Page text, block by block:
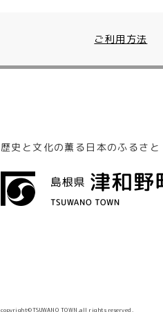
ご利用方法
歴史と文化の薫る日本のふるさと
copyright©TSUWANO TOWN.all rights reserved.